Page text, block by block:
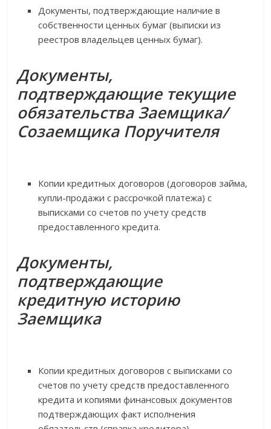
Документы, подтверждающие наличие в
собственности ценных бумаг (выписки из
реестров владельцев ценных бумаг).
Документы,
подтверждающие текущие
обязательства Заемщика/
Созаемщика Поручителя
Копии кредитных договоров (договоров займа,
купли-продажи с рассрочкой платежа) с
выписками со счетов по учету средств
предоставленного кредита.
Документы,
подтверждающие
кредитную историю
Заемщика
Копии кредитных договоров с выписками со
счетов по учету средств предоставленного
кредита и копиями финансовых документов
подтверждающих факт исполнения